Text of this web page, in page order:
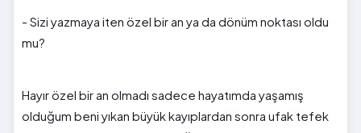
- Sizi yazmaya iten özel bir an ya da dönüm noktası oldu
mu?
Hayır özel bir an olmadı sadece hayatımda yaşamış
olduğum beni yıkan büyük kayıplardan sonra ufak tefek